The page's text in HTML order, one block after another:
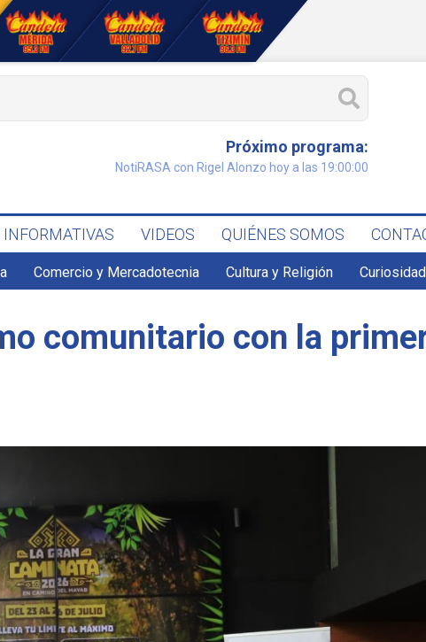
Próximo programa:
NotiRASA con Rigel Alonzo hoy a las 19:00:00
INFORMATIVAS VIDEOS QUIÉNES SOMOS
Comercio y Mercadotecnia Cultura y Religión
comunitario con la